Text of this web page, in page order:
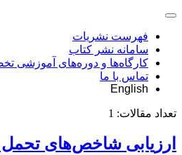
فهرست نشریات
سامانه نشر کتاب
کارگاه‌ها و دوره‌های آموزشی
تماس با ما
English
تعداد مقالات: 1
ارزیابی شاخص‌های